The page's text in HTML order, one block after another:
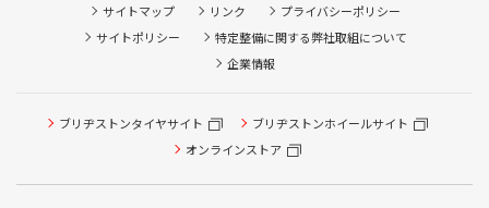
サイトマップ リンク
プライバシーポリシー
サイトポリシー
特定整備に関する弊社取組について
企業情報
ブリヂストンタイヤサイト
ブリヂストンホイールサイト
オンラインストア
タイヤ点検・安全点検/タイヤ履き替え/オイル交換/その他
ピット作業の予約